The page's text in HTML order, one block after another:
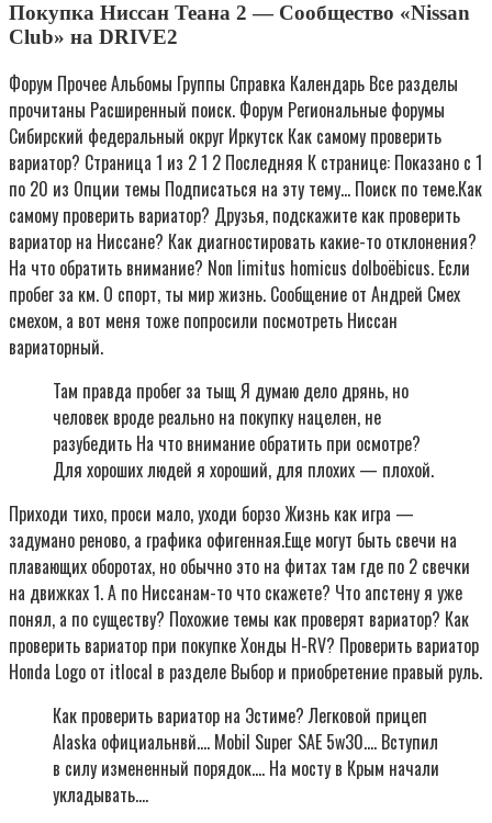
Покупка Ниссан Теана 2 — Сообщество «Nissan
Club» на DRIVE2
Форум Прочее Альбомы Группы Справка Календарь Все разделы
прочитаны Расширенный поиск. Форум Региональные форумы
Сибирский федеральный округ Иркутск Как самому проверить
вариатор? Страница 1 из 2 1 2 Последняя К странице: Показано с 1
по 20 из Опции темы Подписаться на эту тему… Поиск по теме.Как
самому проверить вариатор? Друзья, подскажите как проверить
вариатор на Ниссане? Как диагностировать какие-то отклонения?
На что обратить внимание? Non limitus homicus dolboёbicus. Если
пробег за км. О спорт, ты мир жизнь. Сообщение от Андрей Смех
смехом, а вот меня тоже попросили посмотреть Ниссан
вариаторный.
Там правда пробег за тыщ Я думаю дело дрянь, но
человек вроде реально на покупку нацелен, не
разубедить На что внимание обратить при осмотре?
Для хороших людей я хороший, для плохих — плохой.
Приходи тихо, проси мало, уходи борзо Жизнь как игра —
задумано реново, а графика офигенная.Еще могут быть свечи на
плавающих оборотах, но обычно это на фитах там где по 2 свечки
на движках 1. А по Ниссанам-то что скажете? Что апстену я уже
понял, а по существу? Похожие темы как проверят вариатор? Как
проверить вариатор при покупке Хонды H-RV? Проверить вариатор
Honda Logo от itlocal в разделе Выбор и приобретение правый руль.
Как проверить вариатор на Эстиме? Легковой прицеп
Alaska официальнвй…. Mobil Super SAE 5w30…. Вступил
в силу измененный порядок…. На мосту в Крым начали
укладывать….